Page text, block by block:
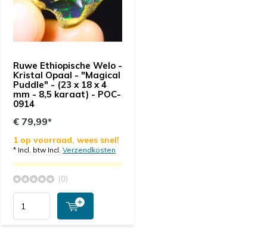
Ruwe Ethiopische Welo -
Kristal Opaal - "Magical
Puddle" - (23 x 18 x 4
mm - 8,5 karaat) - POC-
0914
€ 79,99*
1 op voorraad, wees snel!
* Incl. btw Incl. Verzendkosten
(0)